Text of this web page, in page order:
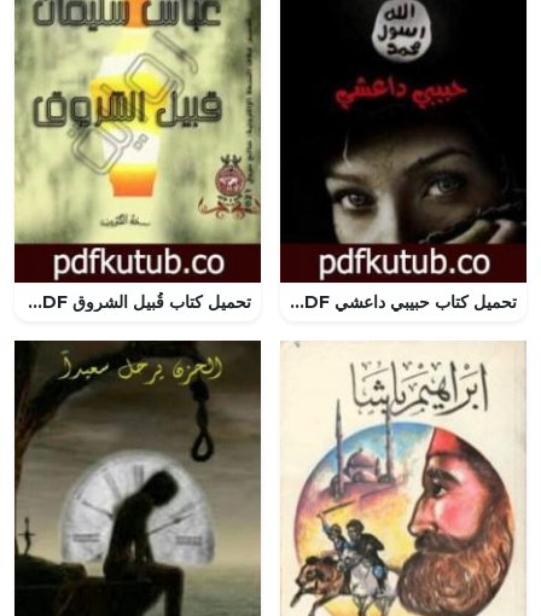
تحميل كتاب حبيبي داعشي PDF تأليف هاجر عبد الصمد مجانا [كامل] تحميل كتاب قُبيل الشروق PDF تأليف عباس سليمان مجانا [كامل]